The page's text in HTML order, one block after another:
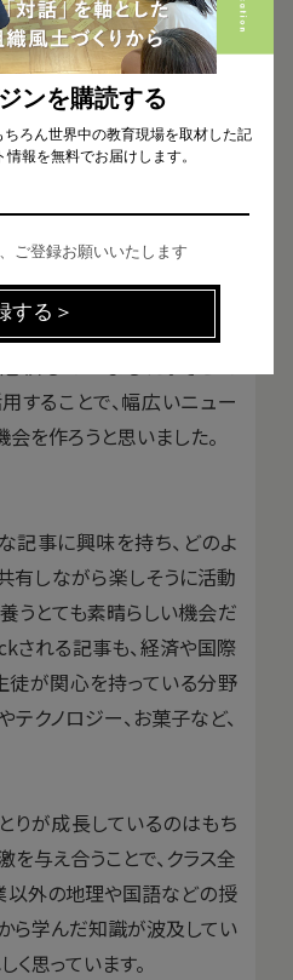
校1年生と2年生全員でニ
けています。日常的なニュ
たいという意図で始まった
の変化で新聞を購読しない
自分の興味があるニュース
することで、幅広いニュー
を作ろうと思いました。
記事に興味を持ち、どのよ
有しながら楽しそうに活動
うとても素晴らしい機会だ
される記事も、経済や国際
徒が関心を持っている分野
テクノロジー、お菓子など、
りが成長しているのはもち
を与え合うことで、クラス全
以外の地理や国語などの授
ら学んだ知識が波及してい
く思っています。
ンを購読する
ろん世界中の教育現場を取材した記
報を無料でお届けします。
ご登録お願いいたします